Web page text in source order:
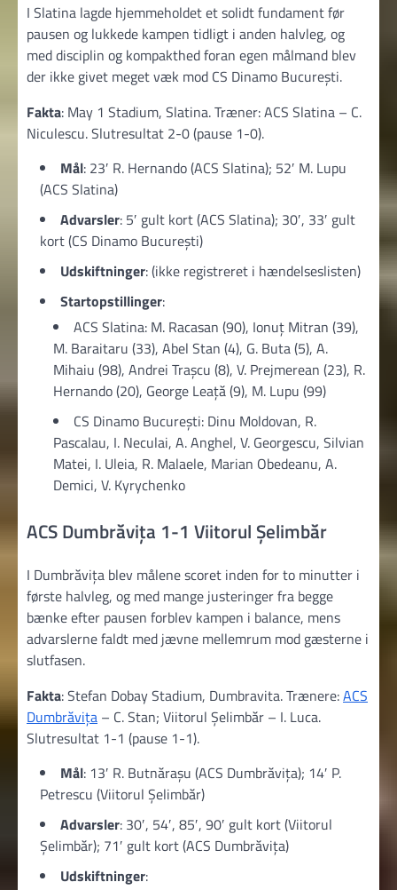
I Slatina lagde hjemmeholdet et solidt fundament før
pausen og lukkede kampen tidligt i anden halvleg, og
med disciplin og kompakthed foran egen målmand blev
der ikke givet meget væk mod CS Dinamo București.
Fakta: May 1 Stadium, Slatina. Træner: ACS Slatina – C.
Niculescu. Slutresultat 2-0 (pause 1-0).
Mål: 23′ R. Hernando (ACS Slatina); 52′ M. Lupu
(ACS Slatina)
Advarsler: 5′ gult kort (ACS Slatina); 30′, 33′ gult
kort (CS Dinamo București)
Udskiftninger: (ikke registreret i hændelseslisten)
Startopstillinger:
ACS Slatina: M. Racasan (90), Ionuţ Mitran (39),
M. Baraitaru (33), Abel Stan (4), G. Buta (5), A.
Mihaiu (98), Andrei Traşcu (8), V. Prejmerean (23), R.
Hernando (20), George Leață (9), M. Lupu (99)
CS Dinamo București: Dinu Moldovan, R.
Pascalau, I. Neculai, A. Anghel, V. Georgescu, Silvian
Matei, I. Uleia, R. Malaele, Marian Obedeanu, A.
Demici, V. Kyrychenko
ACS Dumbrăvița 1-1 Viitorul Şelimbăr
I Dumbrăvița blev målene scoret inden for to minutter i
første halvleg, og med mange justeringer fra begge
bænke efter pausen forblev kampen i balance, mens
advarslerne faldt med jævne mellemrum mod gæsterne i
slutfasen.
Fakta: Stefan Dobay Stadium, Dumbravita. Trænere:ACS
Dumbrăvița – C. Stan; Viitorul Şelimbăr – I. Luca.
Slutresultat 1-1 (pause 1-1).
Mål: 13′ R. Butnărașu (ACS Dumbrăvița); 14′ P.
Petrescu (Viitorul Şelimbăr)
Advarsler: 30′, 54′, 85′, 90′ gult kort (Viitorul
Şelimbăr); 71′ gult kort (ACS Dumbrăvița)
Udskiftninger: